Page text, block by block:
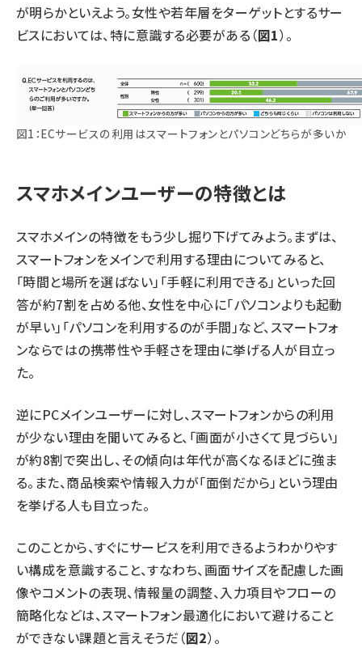
が明らかといえよう。女性や若年層をターゲットとするサー
ビスにおいては、特に意識する必要がある（図1）。
図1：ECサービスの利用はスマートフォンとパソコンどちらが多いか
スマホメインユーザーの特徴とは
スマホメインの特徴をもう少し掘り下げてみよう。まずは、
スマートフォンをメインで利用する理由についてみると、
「時間と場所を選ばない」「手軽に利用できる」といった回
答が約7割を占める他、女性を中心に「パソコンよりも起動
が早い」「パソコンを利用するのが手間」など、スマートフォ
ンならではの携帯性や手軽さを理由に挙げる人が目立っ
た。
逆にPCメインユーザーに対し、スマートフォンからの利用
が少ない理由を聞いてみると、「画面が小さくて見づらい」
が約8割で突出し、その傾向は年代が高くなるほどに強ま
る。また、商品検索や情報入力が「面倒だから」という理由
を挙げる人も目立った。
このことから、すぐにサービスを利用できるようわかりやす
い構成を意識すること、すなわち、画面サイズを配慮した画
像やコメントの表現、情報量の調整、入力項目やフローの
簡略化などは、スマートフォン最適化において避けること
ができない課題と言えそうだ（図2）。